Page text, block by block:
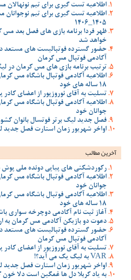
اطلاعیه تست گیری برای تیم نونهالان مس
اطلاعیه تست گیری برای تیم
1405_1406
ظهر فردا برنامه بازی های فصل بعد
خواهد شد
حضور گسترده فوتبالیست های مستعد
آکادمی فوتبال مس کرمان
ترتیب برنامه بازی های مس کرمان
اطلاعیه آکادمی فوتبال باشگاه مس
18 ساله های خود
تسلیت به آقای نوروزپور از اعضای
اطلاعیه آکادمی فوتبال باشگاه مس
جوانان خود
فصل جدید لیگ برتر فوتسال بانوان کشور
اواخر شهریور زمان استارت فصل
آخرین مطالب
رکوردشکنی های پیاپی دونده ملی
اطلاعیه آکادمی فوتبال باشگاه مس
جوانان خود
اطلاعیه آکادمی فوتبال باشگاه مس
18 ساله های خود
آغاز ثبت نام آکادمی دوچرخه سواری
دعوت دو بازیکن آکادمی مس کرمان به
حضور گسترده فوتبالیست های مستعد
آکادمی فوتبال مس کرمان
تسلیت به آقای نوروزپور از اعضای
VAR به لیگ یک می آید؟!
اواخر شهریور زمان استارت فصل
به یاد کربلا دل ها غمگین است دلا